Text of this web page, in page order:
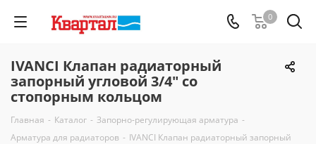
0
IVANCI Клапан радиаторный
запорный угловой 3/4" со
стопорным кольцом
Главная - Каталог - Запорно-регулирующая арматура -
Арматура для радиаторов - IVANCI Клапан радиаторный запорный